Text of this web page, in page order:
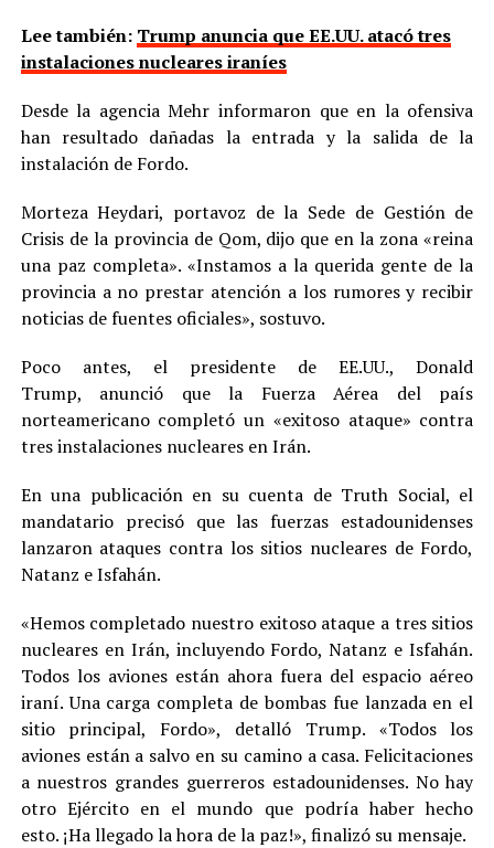
Lee también: Trump anuncia que EE.UU. atacó tres
instalaciones nucleares iraníes
Desde la agencia Mehr informaron que en la ofensiva
han resultado dañadas la entrada y la salida de la
instalación de Fordo.
Morteza Heydari, portavoz de la Sede de Gestión de
Crisis de la provincia de Qom, dijo que en la zona «reina
una paz completa». «Instamos a la querida gente de la
provincia a no prestar atención a los rumores y recibir
noticias de fuentes oficiales», sostuvo.
Poco antes, el presidente de EE.UU., Donald
Trump, anunció que la Fuerza Aérea del país
norteamericano completó un «exitoso ataque» contra
tres instalaciones nucleares en Irán.
En una publicación en su cuenta de Truth Social, el
mandatario precisó que las fuerzas estadounidenses
lanzaron ataques contra los sitios nucleares de Fordo,
Natanz e Isfahán.
«Hemos completado nuestro exitoso ataque a tres sitios
nucleares en Irán, incluyendo Fordo, Natanz e Isfahán.
Todos los aviones están ahora fuera del espacio aéreo
iraní. Una carga completa de bombas fue lanzada en el
sitio principal, Fordo», detalló Trump. «Todos los
aviones están a salvo en su camino a casa. Felicitaciones
a nuestros grandes guerreros estadounidenses. No hay
otro Ejército en el mundo que podría haber hecho
esto. ¡Ha llegado la hora de la paz!», finalizó su mensaje.